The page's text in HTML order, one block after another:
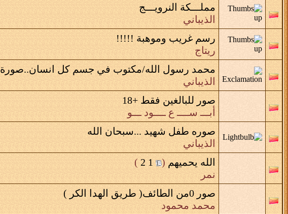
مملـــكة النرويـــج
الذيباني
رسم غريب وموهبة !!!!!
ريتاج
محمد رسول الله/مكتوب في جسم كل انسان..صورة
الذيباني
صور للبالغين فقط +18
أبـــ ســــ ع ــــود ـــو
صوره طفل شهيد ...سبحان الله
الذيباني
الله يحميهم (
1
2
)
نمر
صور 0من الطائف( طريق الهدا الكر )
محمد محمود